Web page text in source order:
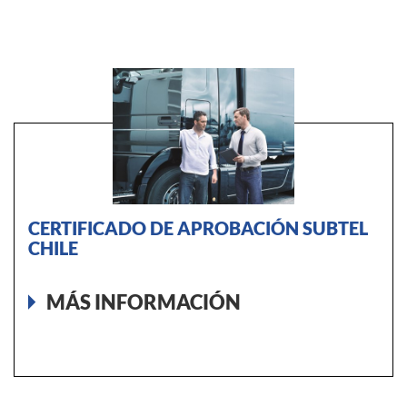
CERTIFICADO DE APROBACIÓN SUBTEL
CHILE
MÁS INFORMACIÓN